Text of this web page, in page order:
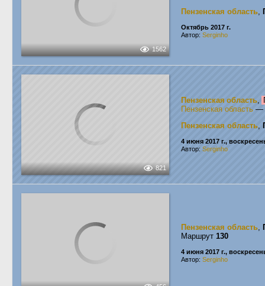
1562
Пензенская область,
Октябрь 2017 г.
Автор: Serginho
821
Пензенская область,
Пензенская область —
Пензенская область,
4 июня 2017 г.,
Автор: Serginho
Пензенская область,
Маршрут 130
4 июня 2017 г.,
Автор: Serginho